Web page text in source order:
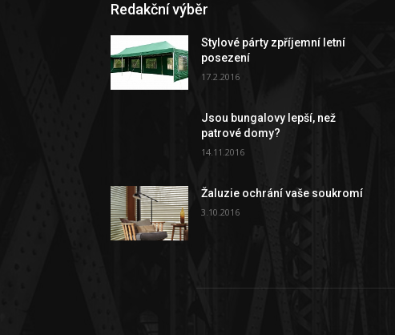
Redakční výběr
Stylové párty zpříjemní letní
posezení
17.2.2016
Jsou bungalovy lepší, než
patrové domy?
14.11.2016
Žaluzie ochrání vaše soukromí
3.10.2016